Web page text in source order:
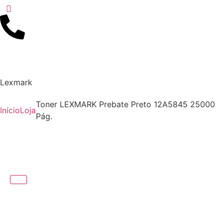
Lexmark
InícioLoja
Toner LEXMARK Prebate Preto 12A5845 25000
Pág.